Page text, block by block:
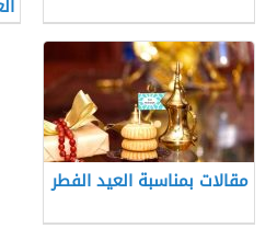
مقالات بمناسبة العيد الفطر